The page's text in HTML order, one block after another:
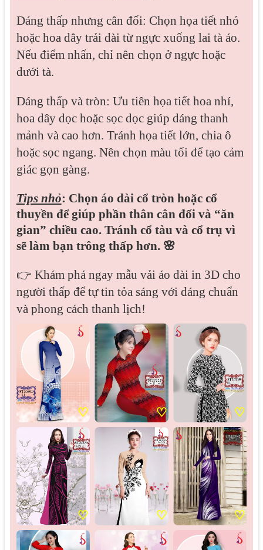
Dáng thấp nhưng cân đối: Chọn họa tiết nhỏ
hoặc hoa dây trải dài từ ngực xuống lai tà áo.
Nếu điểm nhấn, chỉ nên chọn ở ngực hoặc
dưới tà.
Dáng thấp và tròn: Ưu tiên họa tiết hoa nhí,
hoa dây dọc hoặc sọc dọc giúp dáng thanh
mảnh và cao hơn. Tránh họa tiết lớn, chia ô
hoặc sọc ngang. Nên chọn màu tối để tạo cảm
giác gọn gàng.
Tips nhỏ: Chọn áo dài cổ tròn hoặc cổ
thuyền để giúp phần thân cân đối và “ăn
gian” chiều cao. Tránh cổ tàu và cổ trụ vì
sẽ làm bạn trông thấp hơn. 🌸
👉 Khám phá ngay mẫu vải áo dài in 3D cho
người thấp để tự tin tỏa sáng với dáng chuẩn
và phong cách thanh lịch!
♡ ♡ ♡
♡ ♡ ♡